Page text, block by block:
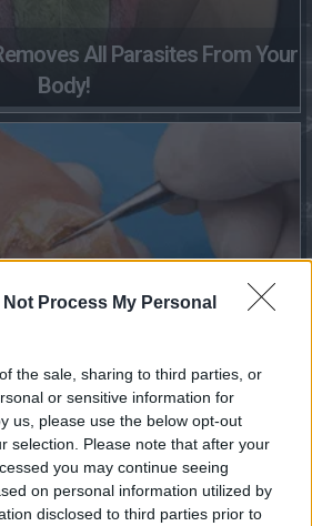
Not Process My Personal
the sale, sharing to third parties, or
or sensitive information for
us, please use the below opt-out
selection. Please note that after your
you may continue seeing
on personal information utilized by
disclosed to third parties prior to
All Parasites From Your
Body!
Falls Off After The First Use